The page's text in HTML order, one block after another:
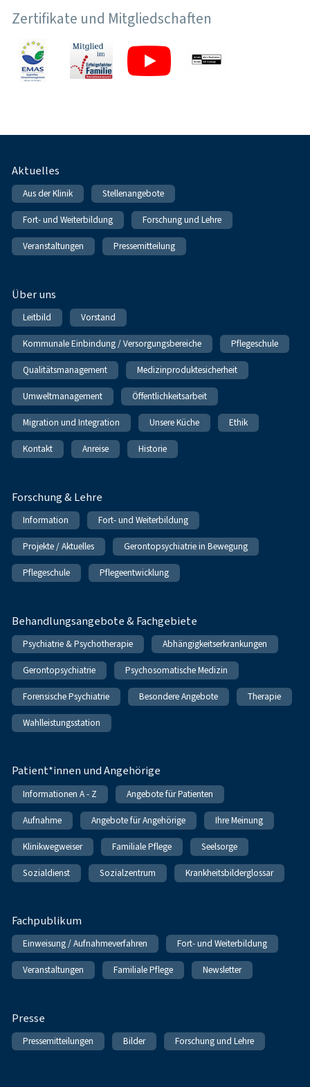
Zertifikate und Mitgliedschaften
Fußnavigation
Aktuelles
Aus der Klinik Stellenangebote
Fort- und Weiterbildung Forschung und Lehre
Veranstaltungen Pressemitteilung
Über uns
Leitbild Vorstand
Kommunale Einbindung / Versorgungsbereiche Pflegeschule
Qualitätsmanagement Medizinproduktesicherheit
Umweltmanagement Öffentlichkeitsarbeit
Migration und Integration Unsere Küche Ethik
Kontakt Anreise Historie
Forschung & Lehre
Information Fort- und Weiterbildung
Projekte / Aktuelles Gerontopsychiatrie in Bewegung
Pflegeschule Pflegeentwicklung
Behandlungsangebote & Fachgebiete
Psychiatrie & Psychotherapie Abhängigkeitserkrankungen
Gerontopsychiatrie Psychosomatische Medizin
Forensische Psychiatrie Besondere Angebote Therapie
Wahlleistungsstation
Patient*innen und Angehörige
Informationen A - Z Angebote für Patienten
Aufnahme Angebote für Angehörige Ihre Meinung
Klinikwegweiser Familiale Pflege Seelsorge
Sozialdienst Sozialzentrum Krankheitsbilderglossar
Fachpublikum
Einweisung / Aufnahmeverfahren Fort- und Weiterbildung
Veranstaltungen Familiale Pflege Newsletter
Presse
Pressemitteilungen Bilder Forschung und Lehre